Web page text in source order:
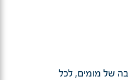
של מומים, לכל